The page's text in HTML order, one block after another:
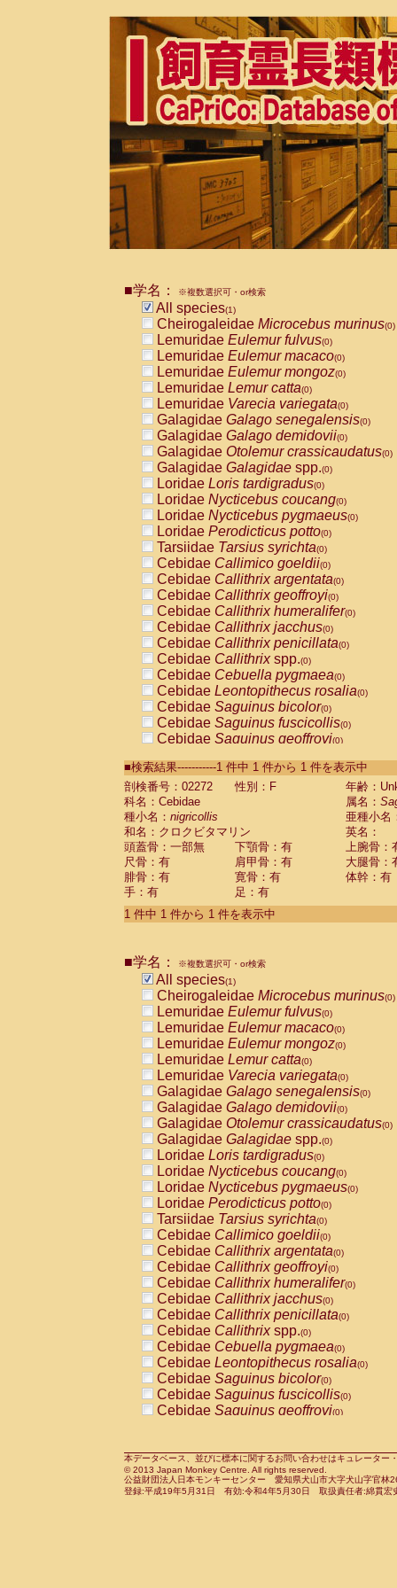
■学名： ※複数選択可・or検索
All species(1)
Cheirogaleidae Microcebus murinus(0)
Lemuridae Eulemur fulvus(0)
Lemuridae Eulemur macaco(0)
Lemuridae Eulemur mongoz(0)
Lemuridae Lemur catta(0)
Lemuridae Varecia variegata(0)
Galagidae Galago senegalensis(0)
Galagidae Galago demidovii(0)
Galagidae Otolemur crassicaudatus(0)
Galagidae Galagidae spp.(0)
Loridae Loris tardigradus(0)
Loridae Nycticebus coucang(0)
Loridae Nycticebus pygmaeus(0)
Loridae Perodicticus potto(0)
Tarsiidae Tarsius syrichta(0)
Cebidae Callimico goeldii(0)
Cebidae Callithrix argentata(0)
Cebidae Callithrix geoffroyi(0)
Cebidae Callithrix humeralifer(0)
Cebidae Callithrix jacchus(0)
Cebidae Callithrix penicillata(0)
Cebidae Callithrixspp.(0)
Cebidae Cebuella pygmaea(0)
Cebidae Leontopithecus rosalia(0)
Cebidae Saguinus bicolor(0)
Cebidae Saguinus fuscicollis(0)
Cebidae Saguinus geoffroyi(0)
CebidaeSaguinus labiatus(0)
Cebidae Saguinus leucopus (0)
Cebidae
CebidaeSaguinus mystax
CebidaeSaguinus nigricollis (1)
Cebidae Saguinus oedipus
Cebidae Saguinus weddelli
Cebidae Saguinusspp.
Cebidae Aotus trivirgatus
Cebidae Cebus albifrons
CebidaeCebus nigrivittatus
CebidaeCebus
CebidaeSaimiri boliviensis(0)
CebidaeSaimiri sciureus(0)
AtelidaeAlouatta caraya(0)
AtelidaeAlouatta fusca(0)
AtelidaeAlouatta seniculus
AtelidaeAlouattaspp.(0)
AtelidaeAteles belzebuth(0)
AtelidaeAteles geoffroyi(0)
AtelidaeAteles paniscus(0)
AtelidaeAtelesspp.(0)
Atelidae Lagothrix lagothricha
AtelidaeLagothrix lagothricha cana
PitheciidaeCacajao calvus
PitheciidaeCallicebus cupreus
PitheciidaeCallicebus donacophilus
PitheciidaeCallicebus moloch
PitheciidaeCallicebus torquatus
PitheciidaeCallicebusspp.(0)
PitheciidaeChiropotes satanas(0)
PitheciidaePithecia monachus
PitheciidaePithecia pithecia(0)
CercopithecidaeCercocebus agilis
CercopithecidaeCercocebus
CercopithecidaeCercocebus
CercopithecidaeCercocebus
CercopithecidaeCercocebus
CercopithecidaeCercocebushybrid
CercopithecidaePapio anubis(0)
CercopithecidaePapio cynocephalus
CercopithecidaePapio hamadryas(0)
■検索結果-----------1 件中 1 件から 1 件を表示中
剖検番号：02272
性別：F
年齢：
科名：Cebidae
属名：
種小名： nigricollis
亜種小名
和名：クロクビタマリン
英名：
頭蓋骨：一部無
下顎骨：有
上腕骨：
尺骨：有
肩甲骨：有
大腿骨：
腓骨：有
寛骨：有
体幹：有
手：有
足：有
1 件中 1 件から 1 件を表示中
■学名： ※複数選択可・or検索
All species(1)
Cheirogaleidae Microcebus murinus(0)
Lemuridae Eulemur fulvus(0)
Lemuridae Eulemur macaco(0)
Lemuridae Eulemur mongoz(0)
Lemuridae Lemur catta(0)
Lemuridae Varecia variegata(0)
Galagidae Galago senegalensis(0)
Galagidae Galago demidovii(0)
Galagidae Otolemur crassicaudatus(0)
Galagidae Galagidae spp.(0)
Loridae Loris tardigradus(0)
Loridae Nycticebus coucang(0)
Loridae Nycticebus pygmaeus(0)
Loridae Perodicticus potto(0)
Tarsiidae Tarsius syrichta(0)
Cebidae Callimico goeldii(0)
Cebidae Callithrix argentata(0)
Cebidae Callithrix geoffroyi(0)
Cebidae Callithrix humeralifer(0)
Cebidae Callithrix jacchus(0)
Cebidae Callithrix penicillata(0)
Cebidae Callithrixspp.(0)
Cebidae Cebuella pygmaea(0)
Cebidae Leontopithecus rosalia(0)
Cebidae Saguinus bicolor(0)
Cebidae Saguinus fuscicollis(0)
Cebidae Saguinus geoffroyi(0)
CebidaeSaguinus leucopus(0)
CebidaeSaguinus midas(0)
Cebidae Saguinus mystax(0)
本データベース、並びに標本に関するお問い合わせはキュレータ
© 2013 Japan Monkey Centre. All rights reserved.
公益財団法人日本モンキーセンター 愛知県犬山市大字犬山字官
登録:平成19年5月31日 有効:令和4年5月30日 取扱責任者:綿貫宏